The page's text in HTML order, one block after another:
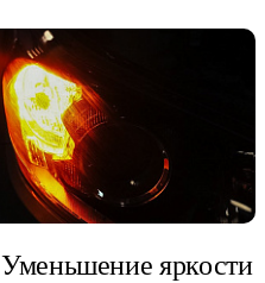
Уменьшение яркости